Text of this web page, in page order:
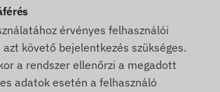
érvényes felhasználói
követő bejelentkezés szükséges.
a rendszer ellenőrzi a megadott
adatok esetén a felhasználó